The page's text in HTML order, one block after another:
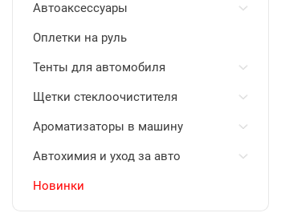
Автоаксессуары
Оплетки на руль
Тенты для автомобиля
Щетки стеклоочистителя
Ароматизаторы в машину
Автохимия и уход за авто
Новинки